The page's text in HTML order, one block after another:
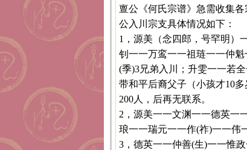
亶公《何氏宗谱》急需收集
公入川宗支具体情况如下：
1，源美（念四郎，号罕明）
钊一一万鸾一一祖琏一一仲
(季)3兄弟入川；升雯一一若
带和平后裔父子（小孩才10
200人，后再无联系。
2，源美一一文渊一一德英一
琅一一瑞元一一作(祚)一一伟
3，德英一一仲善(生)一一惟